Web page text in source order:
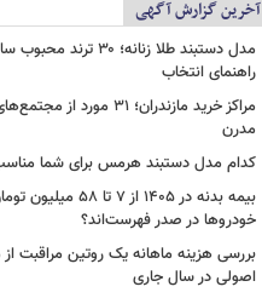
آخرین گزارش آگهی
راهنمای انتخاب
مراکز خرید مازندران؛ ۳۱
مدرن
کدام مدل دستبند هرمس برای شما
بیمه بدنه در ۱۴۰۵ از ۷ تا
خودروها در صدر فهرست‌اند؟
بررسی هزینه ماهانه یک روتین مراقبت
اصولی در سال جاری